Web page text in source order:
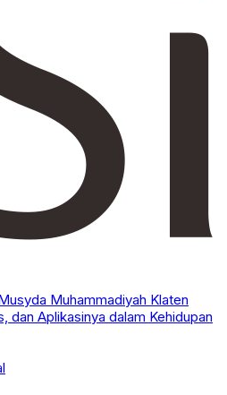
Muhammadiyah Klaten
dan Aplikasinya dalam Kehidupan